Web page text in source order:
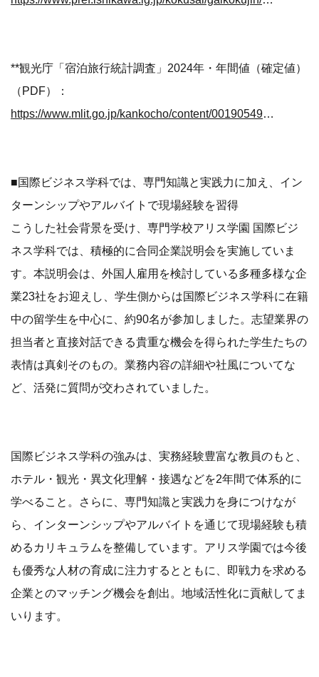
**観光庁「宿泊旅行統計調査」2024年・年間値（確定値）
（PDF）：
https://www.mlit.go.jp/kankocho/content/001905493.pdf
■国際ビジネス学科では、専門知識と実践力に加え、イン
ターンシップやアルバイトで現場経験を習得
こうした社会背景を受け、専門学校アリス学園 国際ビジ
ネス学科では、積極的に合同企業説明会を実施していま
す。本説明会は、外国人雇用を検討している多種多様な企
業23社をお迎えし、学生側からは国際ビジネス学科に在籍
中の留学生を中心に、約90名が参加しました。志望業界の
担当者と直接対話できる貴重な機会を得られた学生たちの
表情は真剣そのもの。業務内容の詳細や社風についてな
ど、活発に質問が交わされていました。
国際ビジネス学科の強みは、実務経験豊富な教員のもと、
ホテル・観光・異文化理解・接遇などを2年間で体系的に
学べること。さらに、専門知識と実践力を身につけなが
ら、インターンシップやアルバイトを通じて現場経験も積
めるカリキュラムを整備しています。アリス学園では今後
も優秀な人材の育成に注力するとともに、即戦力を求める
企業とのマッチング機会を創出。地域活性化に貢献してま
いります。